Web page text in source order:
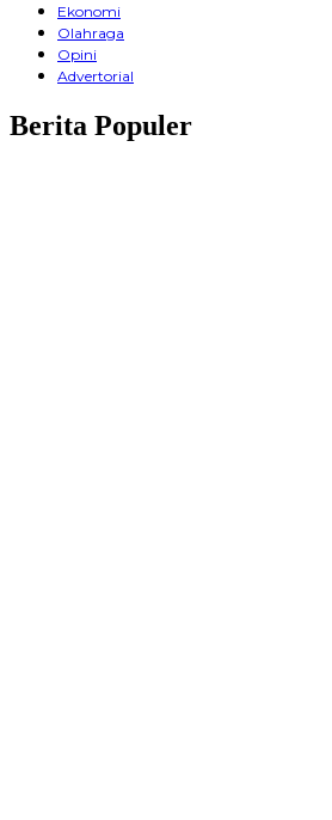
Ekonomi
Olahraga
Opini
Advertorial
Berita Populer